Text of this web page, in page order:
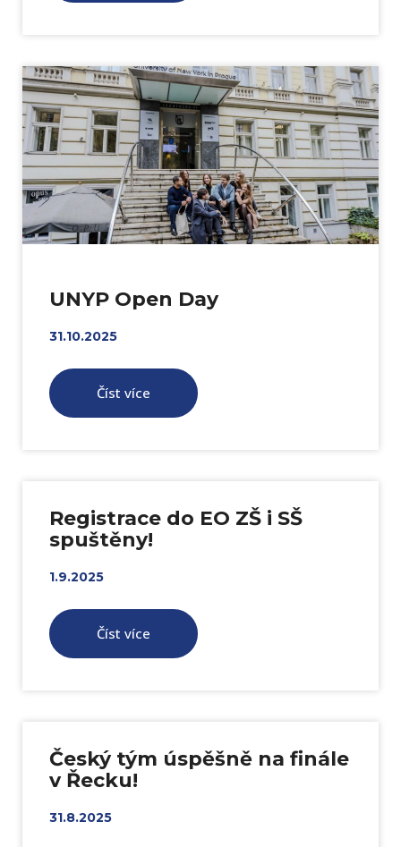
UNYP Open Day
31.10.2025
Číst více
Registrace do EO ZŠ i SŠ
spuštěny!
1.9.2025
Číst více
Český tým úspěšně na finále
v Řecku!
31.8.2025